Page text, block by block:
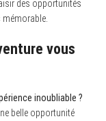
des opportunités
vous
inoubliable ?
belle opportunité